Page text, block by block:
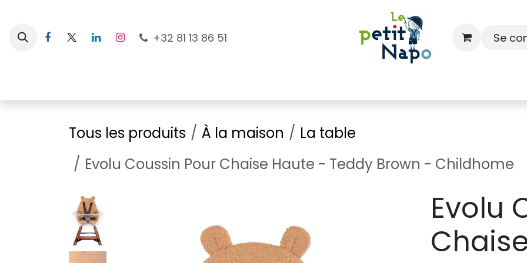
+32 81 13 86 51 Se
Tous les produits À la maison
La table
Evolu Coussin Pour Chaise Haute - Teddy Brown - Childhome
Evolu